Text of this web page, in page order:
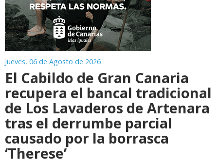
Jueves, 06 de Agosto de 2026
El Cabildo de Gran Canaria
recupera el bancal tradicional
de Los Lavaderos de Artenara
tras el derrumbe parcial
causado por la borrasca
‘Therese’